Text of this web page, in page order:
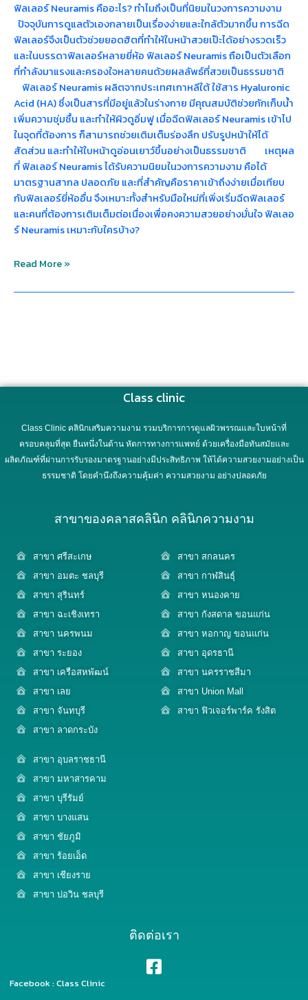
ฟิลเลอร์ Neuramis คืออะไร? ทำไมถึงเป็นที่นิยมในวงการความงาม
ปัจจุบันการดูแลตัวเองกลายเป็นเรื่องง่ายและใกล้ตัวมากขึ้น การฉีด
ฟิลเลอร์จึงเป็นตัวช่วยยอดฮิตที่ทำให้ใบหน้าสวยเป๊ะได้อย่างรวดเร็ว
และในบรรดาฟิลเลอร์หลายยี่ห้อ ฟิลเลอร์ Neuramis ถือเป็นตัวเลือก
ที่กำลังมาแรงและครองใจหลายคนด้วยผลลัพธ์ที่สวยเป็นธรรมชาติ
ฟิลเลอร์ Neuramis ผลิตจากประเทศเกาหลีใต้ ใช้สาร Hyaluronic
Acid (HA) ซึ่งเป็นสารที่มีอยู่แล้วในร่างกาย มีคุณสมบัติช่วยกักเก็บน้ำ
เพิ่มความชุ่มชื้น และทำให้ผิวดูอิ่มฟู เมื่อฉีดฟิลเลอร์ Neuramis เข้าไป
ในจุดที่ต้องการ ก็สามารถช่วยเติมเต็มร่องลึก ปรับรูปหน้าให้ได้
สัดส่วน และทำให้ใบหน้าดูอ่อนเยาว์ขึ้นอย่างเป็นธรรมชาติ เหตุผล
ที่ ฟิลเลอร์ Neuramis ได้รับความนิยมในวงการความงาม คือได้
มาตรฐานสากล ปลอดภัย และที่สำคัญคือราคาเข้าถึงง่ายเมื่อเทียบ
กับฟิลเลอร์ยี่ห้ออื่น จึงเหมาะทั้งสำหรับมือใหม่ที่เพิ่งเริ่มฉีดฟิลเลอร์
และคนที่ต้องการเติมเต็มต่อเนื่องเพื่อคงความสวยอย่างมั่นใจ ฟิลเลอ
ร์ Neuramis เหมาะกับใครบ้าง?
Read More »
Class clinic
Class Clinic คลินิกเสริมความงาม รวมบริการการดูแลผิวพรรณและใบหน้าที่
ครอบคลุมที่สุด ยืนหนึ่งในด้าน หัตการทางการแพทย์ ด้วยเครื่องมือทันสมัยและ
ผลิตภัณฑ์ที่ผ่านการรับรองมาตรฐานอย่างมีประสิทธิภาพ ให้ได้ความสวยงามอย่างเป็น
ธรรมชาติ โดยคำนึงถึงความคุ้มค่า ความสวยงาม อย่างปลอดภัย
สาขาของคลาสคลินิก คลินิกความงาม
สาขา ศรีสะเกษ
สาขา อมตะ ชลบุรี
สาขา สุรินทร์
สาขา ฉะเชิงเทรา
สาขา นครพนม
สาขา ระยอง
สาขา เครือสหพัฒน์
สาขา เลย
สาขา จันทบุรี
สาขา ลาดกระบัง
สาขา สกลนคร
สาขา กาฬสินธุ์
สาขา หนองคาย
สาขา กังสดาล ขอนแก่น
สาขา หอกาญ ขอนแก่น
สาขา อุดรธานี
สาขา นครราชสีมา
สาขา Union Mall
สาขา ฟิวเจอร์พาร์ค รังสิต
สาขา อุบลราชธานี
สาขา มหาสารคาม
สาขา บุรีรัมย์
สาขา บางแสน
สาขา ชัยภูมิ
สาขา ร้อยเอ็ด
สาขา เชียงราย
สาขา บ่อวิน ชลบุรี
ติดต่อเรา
Facebook : Class Clinic